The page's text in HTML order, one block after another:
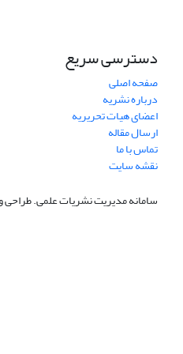
دسترسی سریع
صفحه اصلی
درباره نشریه
اعضای هیات تحریریه
ارسال مقاله
تماس با ما
نقشه سایت
سامانه مدیریت نشریات علمی.طراحی